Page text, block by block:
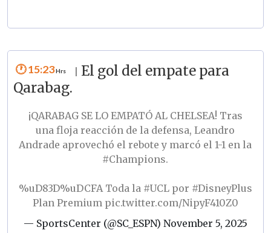
15:23
El gol del empate para
Qarabag.
¡QARABAG SE LO EMPATÓ AL CHELSEA! Tras
una floja reacción de la defensa, Leandro
Andrade aprovechó el rebote y marcó el 1-1 en la
#Champions.
%uD83D%uDCFA Toda la #UCLpor #DisneyPlus
Plan Premium pic.twitter.com/NipyF410Z0
— SportsCenter (@SC_ESPN) November 5, 2025